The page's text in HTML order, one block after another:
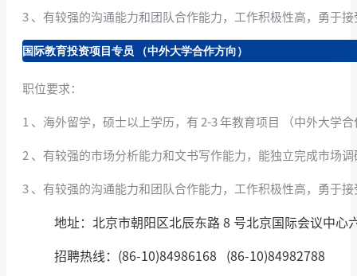
3 、有较强的沟通能力和团队合作能力，工作积极性高，勇于
国际教育投资项目专员 （中外大学合作方向）
职位要求：
1 、海外留学，硕士以上学历，有 2-3 年教育项目 （中外大学
2 、有较强的市场分析能力和文书写作能力，能独立完成市场
3 、有较强的沟通能力和团队合作能力，工作积极性高，勇于
地址：北京市朝阳区北辰东路 8 号北京国际会议中心
招聘热线：(86-10)84986168 (86-10)84982788